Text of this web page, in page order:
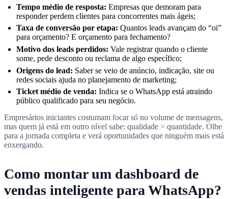
Tempo médio de resposta: Empresas que demoram para
responder perdem clientes para concorrentes mais ágeis;
Taxa de conversão por etapa: Quantos leads avançam do “oi”
para orçamento? E orçamento para fechamento?
Motivo dos leads perdidos: Vale registrar quando o cliente
some, pede desconto ou reclama de algo específico;
Origens do lead: Saber se veio de anúncio, indicação, site ou
redes sociais ajuda no planejamento de marketing;
Ticket médio de venda: Indica se o WhatsApp está atraindo
público qualificado para seu negócio.
Empresários iniciantes costumam focar só no volume de mensagens,
mas quem já está em outro nível sabe: qualidade > quantidade. Olhe
para a jornada completa e verá oportunidades que ninguém mais está
enxergando.
Como montar um dashboard de
vendas inteligente para WhatsApp?